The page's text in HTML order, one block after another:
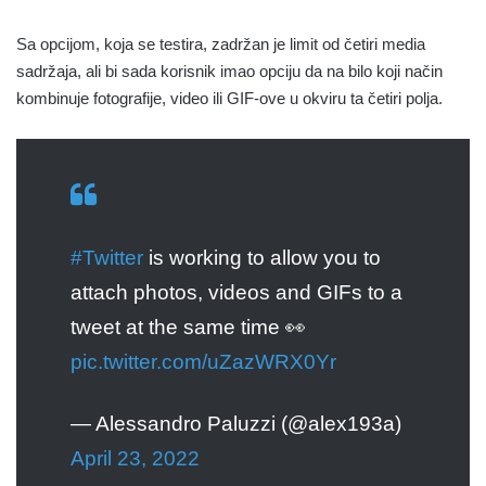
Sa opcijom, koja se testira, zadržan je limit od četiri media
sadržaja, ali bi sada korisnik imao opciju da na bilo koji način
kombinuje fotografije, video ili GIF-ove u okviru ta četiri polja.
#Twitter is working to allow you to
attach photos, videos and GIFs to a
tweet at the same time 👀
pic.twitter.com/uZazWRX0Yr
— Alessandro Paluzzi (@alex193a)
April 23, 2022